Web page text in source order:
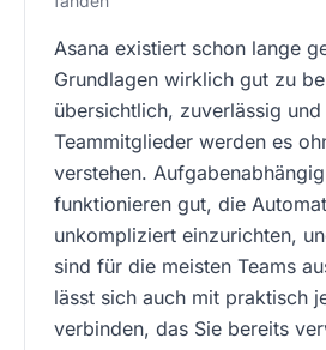
Asana existiert schon lange
Grundlagen wirklich gut zu
übersichtlich, zuverlässig
Teammitglieder werden es
verstehen.
funktionieren gut, die
unkompliziert einzurichten,
sind für die meisten Teams
lässt sich auch mit praktisch
verbinden, das Sie bereits